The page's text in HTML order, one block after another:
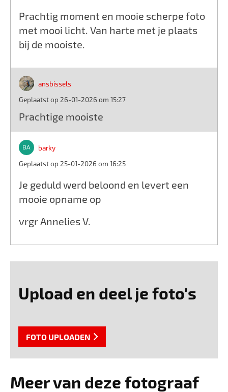
Prachtig moment en mooie scherpe foto
met mooi licht. Van harte met je plaats
bij de mooiste.
ansbissels
Geplaatst op 26-01-2026 om 15:27
Prachtige mooiste
barky
Geplaatst op 25-01-2026 om 16:25
Je geduld werd beloond en levert een
mooie opname op
vrgr Annelies V.
Upload en deel je foto's
FOTO UPLOADEN
Meer van deze fotograaf